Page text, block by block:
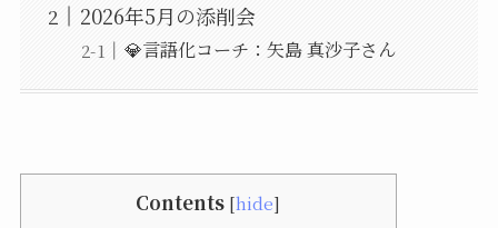
2026年5月の添削会
💎言語化コーチ：矢島 真沙子さん
Contents [hide]